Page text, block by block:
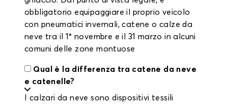
obbligatorio equipaggiare il proprio veicolo
con pneumatici invernali, catene o calze da
neve tra il 1° novembre e il 31 marzo in alcuni
comuni delle zone montuose
Qual è la differenza tra catene da neve
e catenelle?
I calzari da neve sono dispositivi tessili